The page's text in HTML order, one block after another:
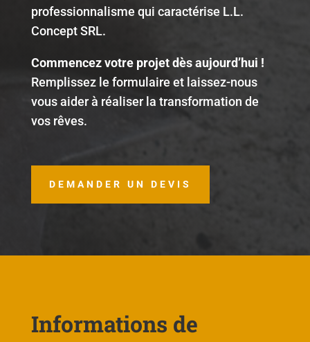
professionnalisme qui caractérise L.L.
Concept SRL.
Commencez votre projet dès aujourd’hui !
Remplissez le formulaire et laissez-nous
vous aider à réaliser la transformation de
vos rêves.
DEMANDER UN DEVIS
Informations de